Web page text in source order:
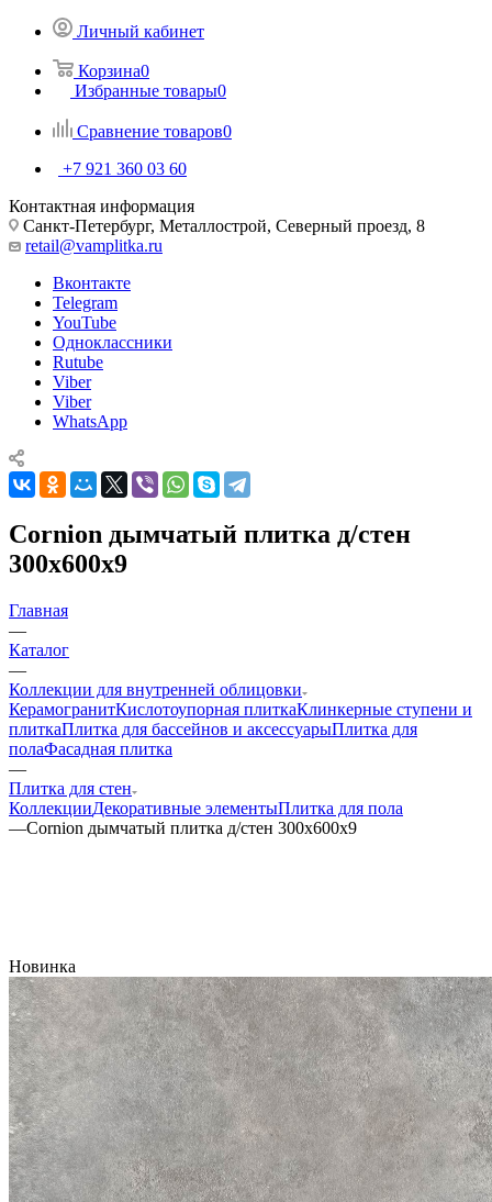
Личный кабинет
Корзина0
Избранные товары0
Сравнение товаров0
+7 921 360 03 60
Контактная информация
Санкт-Петербург, Металлострой, Северный проезд, 8
retail@vamplitka.ru
Вконтакте
Telegram
YouTube
Одноклассники
Rutube
Viber
Viber
WhatsApp
Cornion дымчатый плитка д/стен
300x600x9
Главная
—
Каталог
—
Коллекции для внутренней облицовки
КерамогранитКислотоупорная плиткаКлинкерные ступени и
плиткаПлитка для бассейнов и аксессуарыПлитка для
полаФасадная плитка
—
Плитка для стен
КоллекцииДекоративные элементыПлитка для пола
—Cornion дымчатый плитка д/стен 300x600x9
Новинка